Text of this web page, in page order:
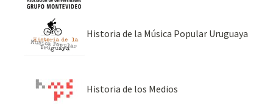
Historia de la Música Popular Uruguaya
Historia de los Medios